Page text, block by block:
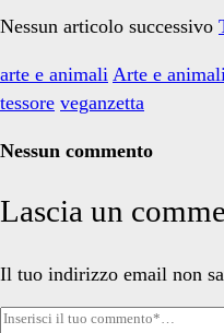
Nessun articolo successivo
arte e animali Arte e
tessore veganzetta
Nessun commento
Lascia un
Il tuo indirizzo email non
Tuo